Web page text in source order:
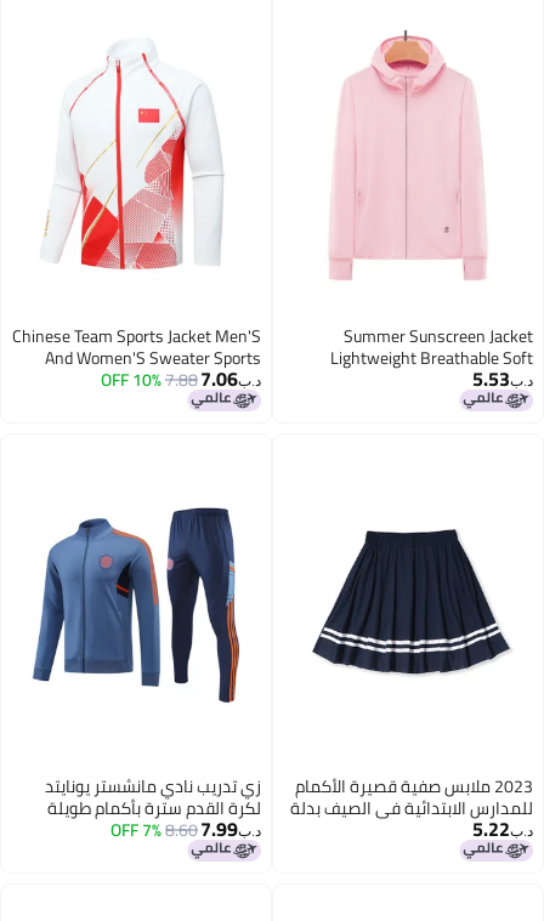
Summer Sunscreen Jacket
Lightweight Breathable Soft
Comfortable Long Zipper Hooded
Men'S And Women'S Sports
د.ب‏5.53
Chinese Team Sports Jacket Men'S
And Women'S Sweater Sports
Student Training Suit National
Team Athletes Outwear Jacket
د.ب‏7.06
7.88
10% OFF
2023 ملابس صفية قصيرة الأكمام
للمدارس الابتدائية في الصيف بدلة
زي مدرسي لطلاب المدارس
المتوسطة وزي مدرسي لطلاب
د.ب‏5.22
زي تدريب نادي مانشستر يونايتد
لكرة القدم سترة بأكمام طويلة
بسحاب كامل للبالغين
د.ب‏7.99
8.60
7% OFF